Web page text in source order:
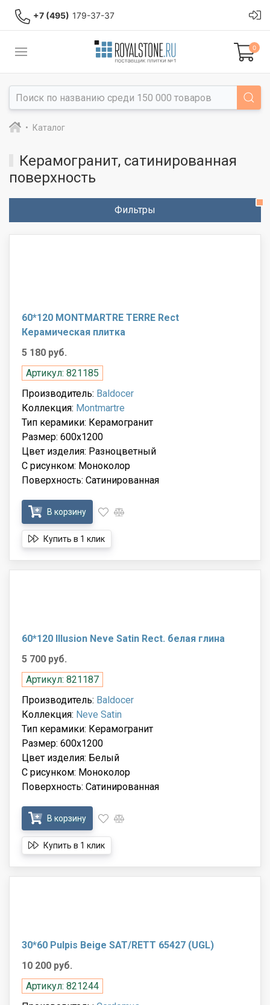
+7 (495) 179-37-37
0
Каталог
Керамогранит, сатинированная
поверхность
Фильтры
60*120 MONTMARTRE TERRE Rect
Керамическая плитка
5 180 руб.
Артикул: 821185
Производитель: Baldocer
Коллекция: Montmartre
Тип керамики: Керамогранит
Размер: 600x1200
Цвет изделия: Разноцветный
С рисунком: Моноколор
Поверхность: Сатинированная
В корзину
Купить в 1 клик
60*120 Illusion Neve Satin Rect. белая глина
5 700 руб.
Артикул: 821187
Производитель: Baldocer
Коллекция: Neve Satin
Тип керамики: Керамогранит
Размер: 600x1200
Цвет изделия: Белый
С рисунком: Моноколор
Поверхность: Сатинированная
В корзину
Купить в 1 клик
30*60 Pulpis Beige SAT/RETT 65427 (UGL)
10 200 руб.
Артикул: 821244